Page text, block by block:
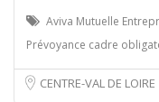
Aviva Mutuelle
Prévoyance cadre
CENTRE-VAL DE LOIRE